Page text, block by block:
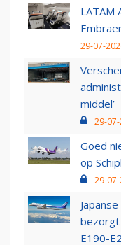
LATAM
29-07-
middel’
29-
Goed
op
29-
bezorgt
E190-E2